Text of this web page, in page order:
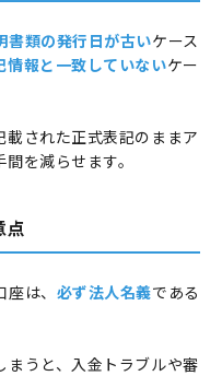
書類の発行日が古いケース
情報と一致していないケー
された正式表記のままア
を減らせます。
点
は、 必ず法人名義である
うと、入金トラブルや審